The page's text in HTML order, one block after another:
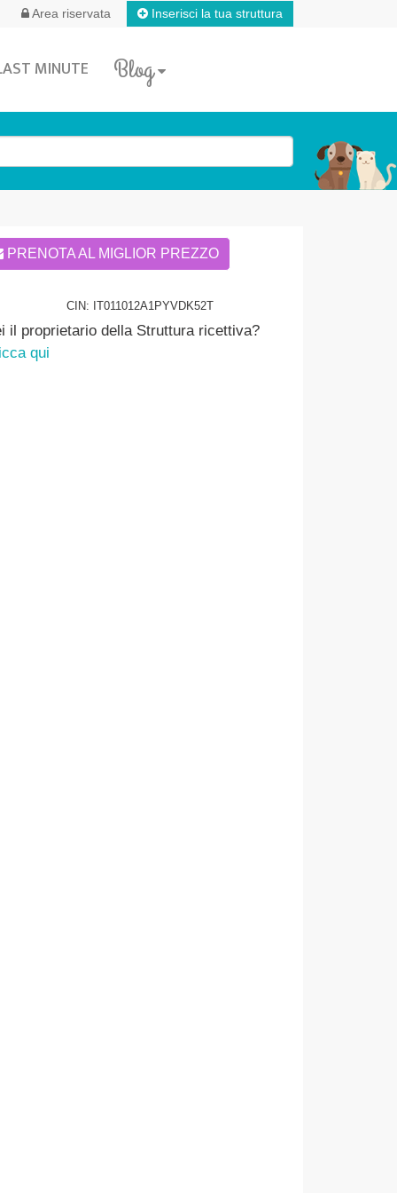
Area riservata Inserisci la tua struttura
MINUTE Blog
PRENOTA AL MIGLIOR PREZZO
CIN: IT011012A1PYVDK52T
il proprietario della Struttura ricettiva?
qui